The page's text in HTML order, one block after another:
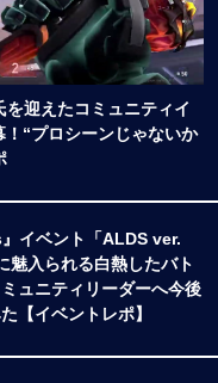
を迎えたコミュニティイ
“プロシーンじゃないか
イベント「ALDS ver.
魅入られる白熱したバト
ュニティリーダーへ今後
【イベントレポ】